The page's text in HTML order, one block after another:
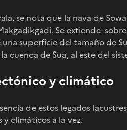
se nota que la nava de
Se extiende
superficie del tamaño de
cuenca de Sua, al este del
y climático
de estos legados
climáticos a la vez.